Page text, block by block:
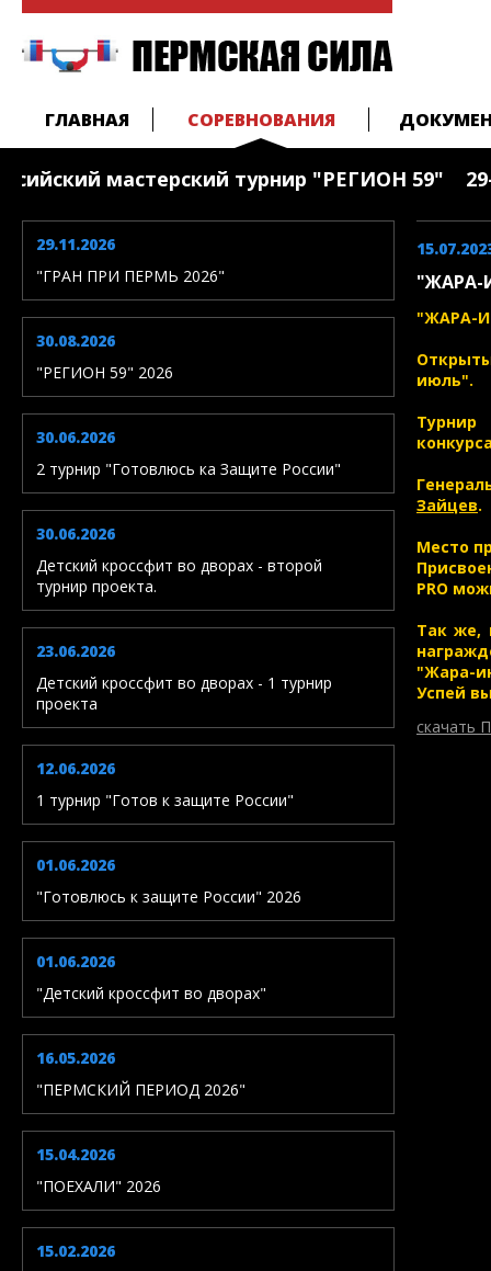
ГЛАВНАЯ СОРЕВНОВАНИЯ
мастерский турнир "РЕГИОН 59" 29-
29.11.2026
"ГРАН ПРИ ПЕРМЬ 2026"
30.08.2026
"РЕГИОН 59" 2026
30.06.2026
2 турнир "Готовлюсь ка Защите России"
30.06.2026
Детский кроссфит во дворах - второй
турнир проекта.
23.06.2026
Детский кроссфит во дворах - 1 турнир
проекта
12.06.2026
1 турнир "Готов к защите России"
01.06.2026
"Готовлюсь к защите России" 2026
01.06.2026
"Детский кроссфит во дворах"
16.05.2026
"ПЕРМСКИЙ ПЕРИОД 2026"
15.04.2026
"ПОЕХАЛИ" 2026
15.02.2026
"ЖАРА-
"ЖАРА-
июль".
Зайцев.
Место
PRO
Так же,
"Жара-
Успей
скачать